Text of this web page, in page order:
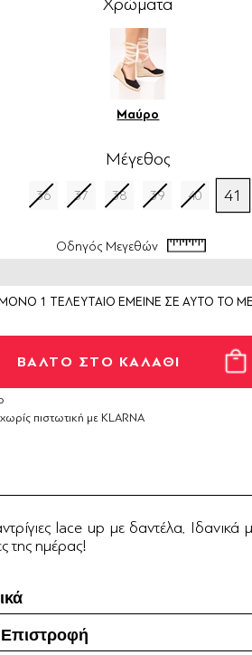
Χρώματα
Μαύρο
Μέγεθος
36 37 38 39 40 41
Οδηγός Μεγεθών
ΜΟΝΟ 1 ΤΕΛΕΥΤΑΙΟ ΕΜΕΙΝΕ ΣΕ ΑΥΤΟ ΤΟ
πιστωτική με KLARNA
lace up με δαντέλα. Ιδανικά
της ημέρας!